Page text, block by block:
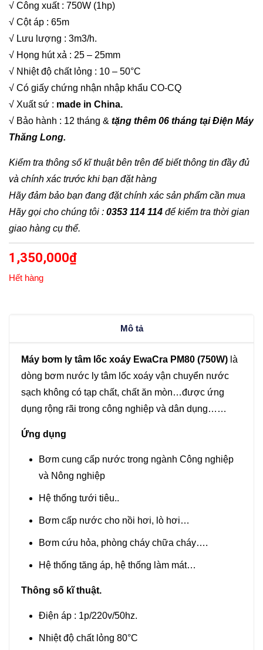
√ Công xuất : 750W (1hp)
√ Cột áp : 65m
√ Lưu lượng : 3m3/h.
√ Họng hút xả : 25 – 25mm
√ Nhiệt độ chất lỏng : 10 – 50°C
√ Có giấy chứng nhận nhập khẩu CO-CQ
√ Xuất sứ : made in China.
√ Bảo hành : 12 tháng & tặng thêm 06 tháng tại Điện Máy
Thăng Long.
Kiểm tra thông số kĩ thuật bên trên để biết thông tin đầy đủ
và chính xác trước khi bạn đặt hàng
Hãy đảm bảo bạn đang đặt chính xác sản phẩm cần mua
Hãy gọi cho chúng tôi : 0353 114 114 để kiểm tra thời gian
giao hàng cụ thể.
1,350,000₫
Hết hàng
Mô tả
Máy bơm ly tâm lốc xoáy EwaCra PM80 (750W) là
dòng bơm nước ly tâm lốc xoáy vận chuyển nước
sạch không có tạp chất, chất ăn mòn…được ứng
dụng rộng rãi trong công nghiệp và dân dụng……
Ứng dụng
Bơm cung cấp nước trong ngành Công nghiệp
và Nông nghiệp
Hệ thống tưới tiêu..
Bơm cấp nước cho nồi hơi, lò hơi…
Bơm cứu hỏa, phòng cháy chữa cháy….
Hệ thống tăng áp, hệ thống làm mát…
Thông số kĩ thuật.
Điện áp : 1p/220v/50hz.
Nhiệt độ chất lỏng 80°C